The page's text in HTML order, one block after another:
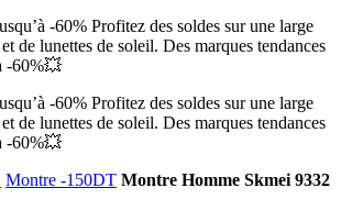
-60% Profitez des soldes sur une large
de lunettes de soleil. Des marques tendances
-60%💥
-60% Profitez des soldes sur une large
de lunettes de soleil. Des marques tendances
-60%💥
Montre -150DT Montre Homme Skmei 9332